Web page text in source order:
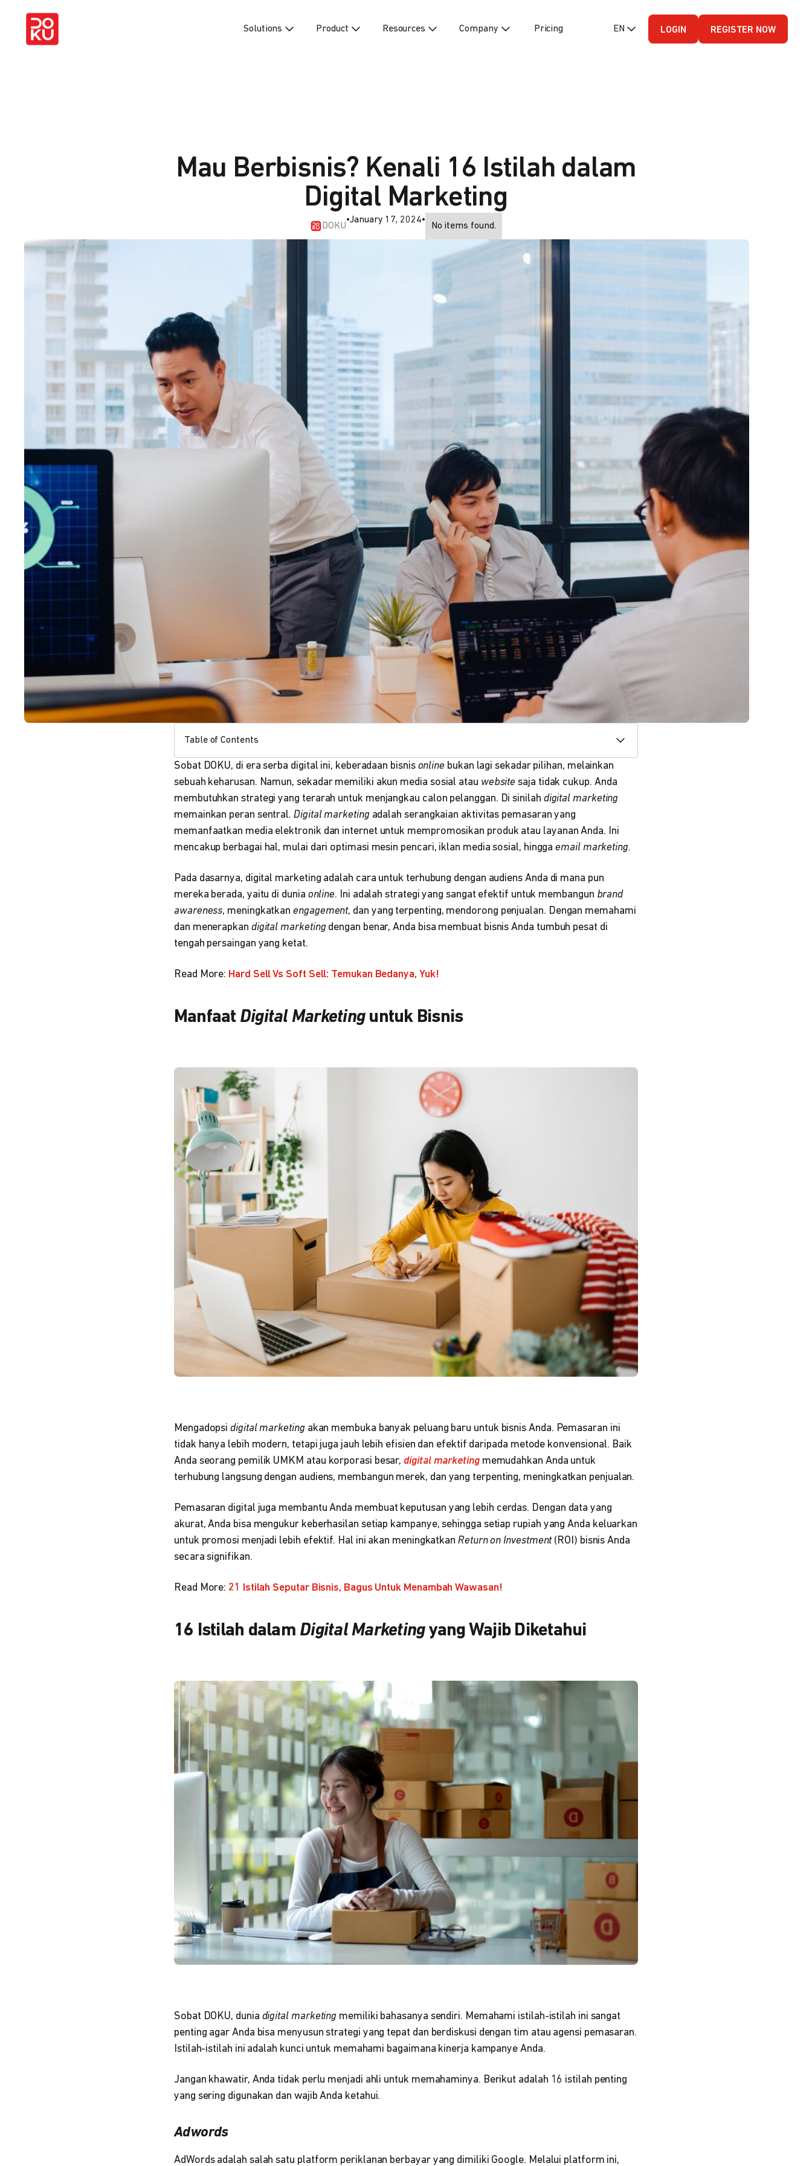
Solutions Product Resources Company Pricing EN (English - US)
LOGIN REGISTER NOW
Mau Berbisnis? Kenali 16 Istilah dalam
Digital Marketing
DOKU
•January 17, 2024•
No items found.
Table of Contents
Sobat DOKU, di era serba digital ini, keberadaan bisnis online bukan lagi sekadar pilihan, melainkan
sebuah keharusan. Namun, sekadar memiliki akun media sosial atau websitesaja tidak cukup. Anda
membutuhkan strategi yang terarah untuk menjangkau calon pelanggan. Di sinilah digital marketing
memainkan peran sentral. Digital marketing adalah serangkaian aktivitas pemasaran yang
memanfaatkan media elektronik dan internet untuk mempromosikan produk atau layanan Anda. Ini
mencakup berbagai hal, mulai dari optimasi mesin pencari, iklan media sosial, hingga email marketing.
Pada dasarnya, digital marketing adalah cara untuk terhubung dengan audiens Anda di mana pun
mereka berada, yaitu di dunia online. Ini adalah strategi yang sangat efektif untuk membangun brand
awareness, meningkatkanengagement, dan yang terpenting, mendorong penjualan. Dengan memahami
dan menerapkan digital marketing dengan benar, Anda bisa membuat bisnis Anda tumbuh pesat di
tengah persaingan yang ketat.
Read More: Hard Sell Vs Soft Sell: Temukan Bedanya, Yuk!
Manfaat Digital Marketinguntuk Bisnis
Mengadopsidigital marketing akan membuka banyak peluang baru untuk bisnis Anda. Pemasaran ini
tidak hanya lebih modern, tetapi juga jauh lebih efisien dan efektif daripada metode konvensional. Baik
Anda seorang pemilik UMKM atau korporasi besar, digital marketingmemudahkan Anda untuk
terhubung langsung dengan audiens, membangun merek, dan yang terpenting, meningkatkan penjualan.
Pemasaran digital juga membantu Anda membuat keputusan yang lebih cerdas. Dengan data yang
akurat, Anda bisa mengukur keberhasilan setiap kampanye, sehingga setiap rupiah yang Anda keluarkan
untuk promosi menjadi lebih efektif. Hal ini akan meningkatkan Return on Investment(ROI) bisnis Anda
secara signifikan.
Read More: 21 Istilah Seputar Bisnis, Bagus Untuk Menambah Wawasan!
16 Istilah dalam Digital Marketingyang Wajib Diketahui
Sobat DOKU, dunia digital marketing memiliki bahasanya sendiri. Memahami istilah-istilah ini sangat
penting agar Anda bisa menyusun strategi yang tepat dan berdiskusi dengan tim atau agensi pemasaran.
Istilah-istilah ini adalah kunci untuk memahami bagaimana kinerja kampanye Anda.
Jangan khawatir, Anda tidak perlu menjadi ahli untuk memahaminya. Berikut adalah 16 istilah penting
yang sering digunakan dan wajib Anda ketahui.
Adwords
AdWords adalah salah satu platform periklanan berbayar yang dimiliki Google. Melalui platform ini,